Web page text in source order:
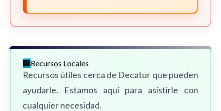
Recursos Locales
Recursos útiles cerca de Decatur que pueden
ayudarle. Estamos aquí para asistirle con
cualquier necesidad.